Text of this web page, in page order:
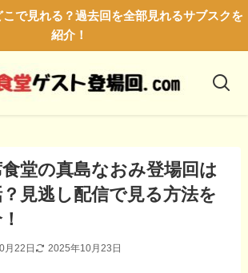
で見れる？過去回を全部見れるサブスクを
紹介！
堂の真島なおみ登場回は
見逃し配信で見る方法を
月22日 2025年10月23日